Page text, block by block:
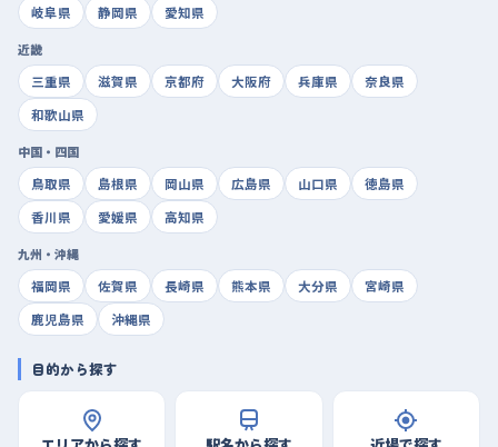
岐阜県
静岡県 愛知県
近畿
三重県
滋賀県 京都府 大阪府 兵庫県
奈良県
和歌山県
中国・四国
鳥取県
島根県 岡山県 広島県 山口県
徳島県
香川県
愛媛県 高知県
九州・沖縄
福岡県
佐賀県 長崎県 熊本県 大分県
宮崎県
鹿児島県
沖縄県
目的から探す